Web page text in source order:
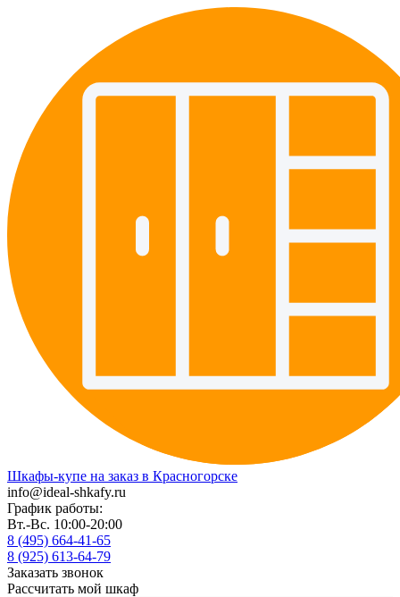
Шкафы-купе на заказ в Красногорске
info@ideal-shkafy.ru
График работы:
Вт.-Вс. 10:00-20:00
8 (495) 664-41-65
8 (925) 613-64-79
Заказать звонок
Рассчитать мой шкаф